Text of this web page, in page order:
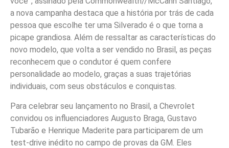
a nova campanha destaca que a história por trás de cada
pessoa que escolhe ter uma Silverado é o que torna a
picape grandiosa. Além de ressaltar as características do
novo modelo, que volta a ser vendido no Brasil, as peças
reconhecem que o condutor é quem confere
personalidade ao modelo, graças a suas trajetórias
individuais, com seus obstáculos e conquistas.
Para celebrar seu lançamento no Brasil, a Chevrolet
convidou os influenciadores Augusto Braga, Gustavo
Tubarão e Henrique Maderite para participarem de um
test-drive inédito no campo de provas da GM. Eles